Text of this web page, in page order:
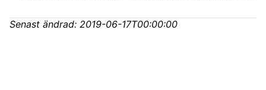
Senast ändrad: 2019-06-17T00:00:00